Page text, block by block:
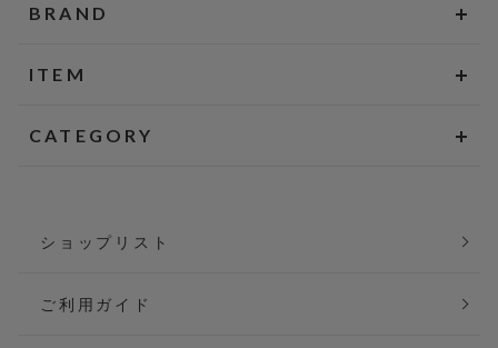
BRAND
ITEM
CATEGORY
ショップリスト
ご利用ガイド